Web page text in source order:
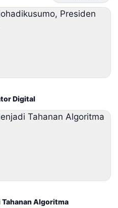
Digital
Algoritma